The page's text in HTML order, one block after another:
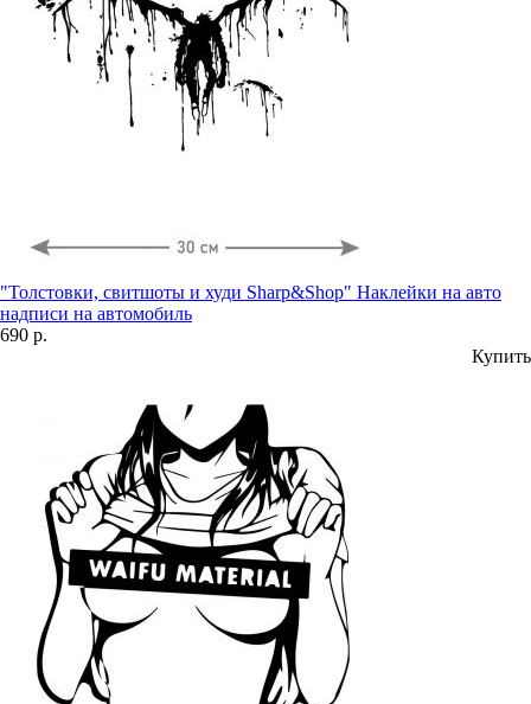
"Толстовки, свитшоты и худи Sharp&Shop" Наклейки на авто
надписи на автомобиль
690 р.
Купить